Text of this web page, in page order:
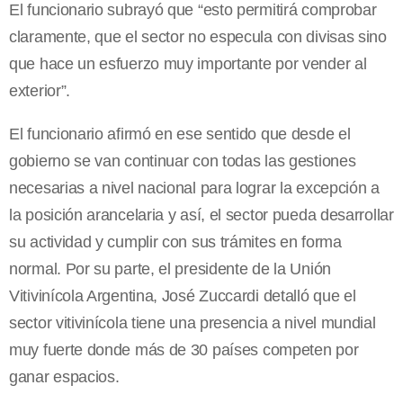
El funcionario subrayó que “esto permitirá comprobar
claramente, que el sector no especula con divisas sino
que hace un esfuerzo muy importante por vender al
exterior”.
El funcionario afirmó en ese sentido que desde el
gobierno se van continuar con todas las gestiones
necesarias a nivel nacional para lograr la excepción a
la posición arancelaria y así, el sector pueda desarrollar
su actividad y cumplir con sus trámites en forma
normal. Por su parte, el presidente de la Unión
Vitivinícola Argentina, José Zuccardi detalló que el
sector vitivinícola tiene una presencia a nivel mundial
muy fuerte donde más de 30 países competen por
ganar espacios.